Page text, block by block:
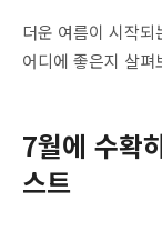
더운 여름이 시작
어디에 좋은지 살
7월에 수확
스트